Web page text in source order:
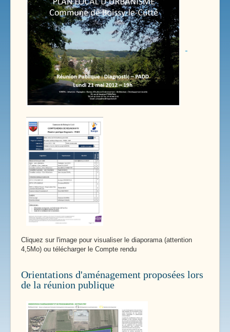
Cliquez sur l'image pour visualiser le diaporama (attention
4,5Mo) ou télécharger le Compte rendu
Orientations d'aménagement proposées lors
de la réunion publique